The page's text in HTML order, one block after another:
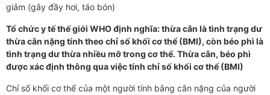
giảm (gây đầy hơi, táo bón)
Tổ chức y tế thế giới WHO định nghĩa: thừa cân là tình trạng dư
thừa cân nặng tính theo chỉ số khối cơ thể (BMI), còn béo phì là
tình trạng dư thừa nhiều mỡ trong cơ thể. Thừa cân, béo phì
được xác định thông qua việc tính chỉ số khối cơ thể (BMI)
Chỉ số khối cơ thể của một người tính bằng cân nặng của người